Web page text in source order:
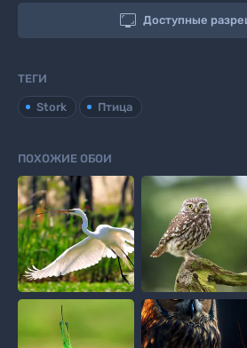
 Доступные
ТЕГИ
Stork Птица
ПОХОЖИЕ ОБОИ